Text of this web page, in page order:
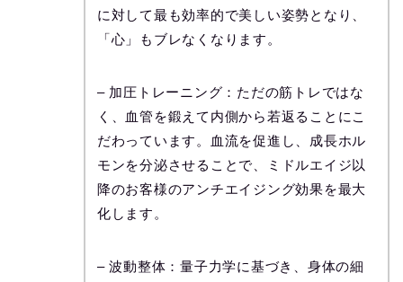
に対して最も効率的で美しい姿勢となり、
「心」もブレなくなります。
– 加圧トレーニング：ただの筋トレではな
く、血管を鍛えて内側から若返ることにこ
だわっています。血流を促進し、成長ホル
モンを分泌させることで、ミドルエイジ以
降のお客様のアンチエイジング効果を最大
化します。
– 波動整体：量子力学に基づき、身体の細